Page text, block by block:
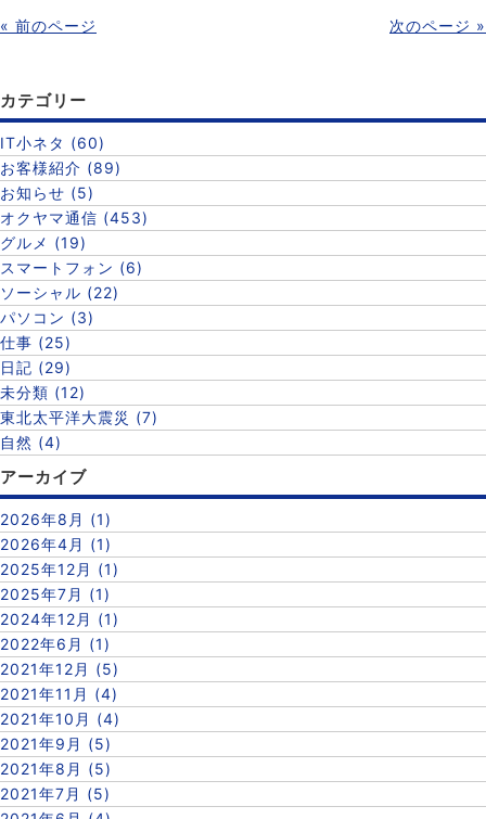
« 前のページ 次のページ »
カテゴリー
IT小ネタ (60)
お客様紹介 (89)
お知らせ (5)
オクヤマ通信 (453)
グルメ (19)
スマートフォン (6)
ソーシャル (22)
パソコン (3)
仕事 (25)
日記 (29)
未分類 (12)
東北太平洋大震災 (7)
自然 (4)
アーカイブ
2026年8月 (1)
2026年4月 (1)
2025年12月 (1)
2025年7月 (1)
2024年12月 (1)
2022年6月 (1)
2021年12月 (5)
2021年11月 (4)
2021年10月 (4)
2021年9月 (5)
2021年8月 (5)
2021年7月 (5)